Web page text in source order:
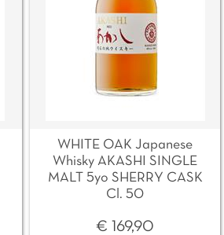
WHITE OAK Japanese
Whisky AKASHI SINGLE
MALT 5yo SHERRY CASK
Cl. 50
€ 169,90